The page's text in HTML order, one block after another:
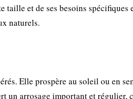
taille et de ses besoins spécifiques
naturels.
Elle prospère au soleil ou en
un arrosage important et régulier,